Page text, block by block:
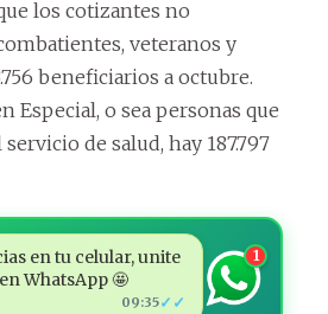
los cotizantes no
veteranos y
beneficiarios a octubre.
Especial, o sea personas que
de salud, hay 187.797
en tu celular, unite
WhatsApp 🤩
09:35✓✓
1